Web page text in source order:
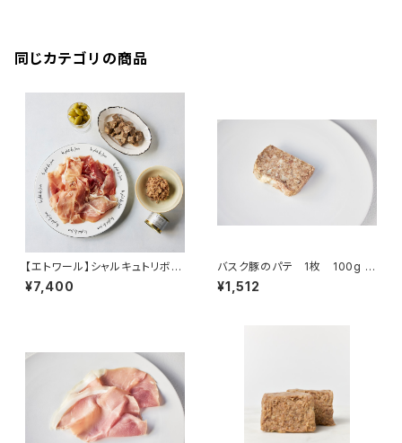
同じカテゴリの商品
【エトワール】シャルキュトリボッ
クス
¥7,400
バスク豚のパテ 1枚 100g ＜
ピエール・オテイザ＞(フランス・
バスク)
¥1,512